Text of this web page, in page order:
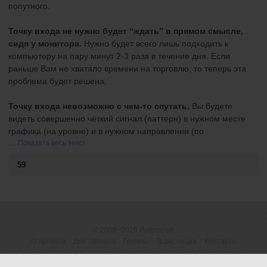
попутного.
Точку входа не нужно будет “ждать” в прямом смысле,
сидя у монитора. Нужно будет всего лишь подходить к
компьютеру на пару минут 2-3 раза в течение дня. Если
раньше Вам не хватало времени на торговлю, то теперь эта
проблема будет решена.
Точку входа невозможно с чем-то спутать. Вы будете
видеть совершенно чёткий сигнал (паттерн) в нужном месте
графика (на уровне) и в нужном направлении (по
Показать весь текст
59